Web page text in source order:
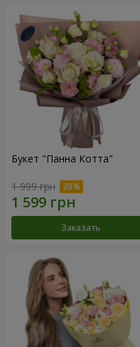
Букет "Панна Котта"
1 999 грн
Заказать